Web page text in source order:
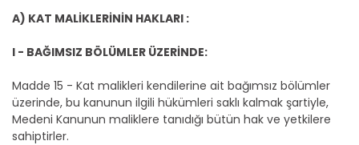
A) KAT MALİKLERİNİN HAKLARI :
I - BAĞIMSIZ BÖLÜMLER ÜZERİNDE:
Madde 15 - Kat malikleri kendilerine ait bağımsız bölümler
üzerinde, bu kanunun ilgili hükümleri saklı kalmak şartiyle,
Medeni Kanunun maliklere tanıdığı bütün hak ve yetkilere
sahiptirler.